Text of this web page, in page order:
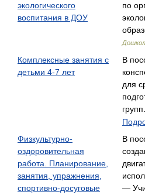
экологического
воспитания в ДОУ
по
Комплексные занятия с
детьми 4-7 лет
В
для
Физкультурно-
оздоровительная
работа. Планирование,
занятия, упражнения,
спортивно-досуговые
В
—